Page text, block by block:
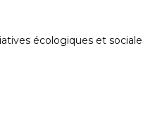
écologiques et